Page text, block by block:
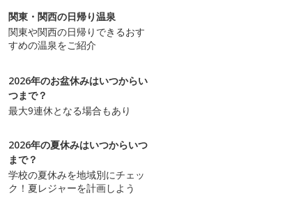
関東・関西の日帰り温泉
関東や関西の日帰りできるおす
すめの温泉をご紹介
2026年のお盆休みはいつからい
つまで？
最大9連休となる場合もあり
2026年の夏休みはいつからいつ
まで？
学校の夏休みを地域別にチェッ
ク！夏レジャーを計画しよう